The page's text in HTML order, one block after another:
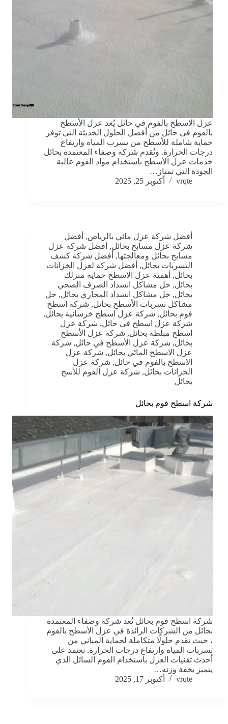
عزل الاسطح بالفوم في حائل يُعد عزل الأسطح
بالفوم في حائل من أفضل الحلول الحديثة التي توفر
حماية شاملة للأسطح من تسرب المياه وارتفاع
درجات الحرارة. وتُقدم شركة وصفاء المعتمدة بحائل
خدمات عزل الأسطح باستخدام مواد الفوم عالية
الجودة التي تمتاز…
vrqte
أكتوبر 25, 2025
أفضل شركة عزل مائي بالرياض, أفضل
شركة عزل مسابح بحائل, أفضل شركة عزل
مسابح بحائل ومعالجتها, أفضل شركة كشف
التسربات بحائل, أفضل شركة لعزل الخزانات
بحائل, أهمية عزل الاسطح حماية منزلك
بحائل, حل مشاكل انسداد الصرف الصحي
بحائل, حل مشاكل انسداد المجاري بحائل, حل
مشاكل تسربات الأسطح بحائل, شركة اسطح
فوم بحائل, شركة عزل اسطح خرسانية بحائل,
شركة عزل اسطح في حائل, شركة عزل
اسطح مبلطة بحائل, شركة عزل الأسطح
بحائل, شركة عزل الأسطح في حائل, شركة
عزل الاسطح المائي بحائل, شركة عزل
الاسطح بالفوم في حائل, شركة عزل
الخزانات بحائل, شركة عزل الفوم للأسح
بحائل
شركة اسطح فوم بحائل
شركة اسطح فوم بحائل تُعد شركة وصفاء المعتمدة
بحائل من الشركات الرائدة في عزل الأسطح بالفوم
، حيث تقدم حلولًا متكاملة لحماية المباني من
تسربات المياه وارتفاع درجات الحرارة. نعتمد على
أحدث تقنيات العزل باستخدام الفوم السائل الذي
يتميز بخفة وزنه…
vrqte
أكتوبر 17, 2025